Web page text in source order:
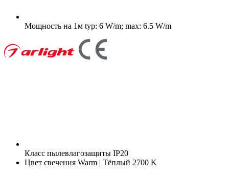
Мощность на 1м typ: 6 W/m; max: 6.5 W/m
Класс пылевлагозащиты IP20
Цвет свечения Warm | Тёплый 2700 K